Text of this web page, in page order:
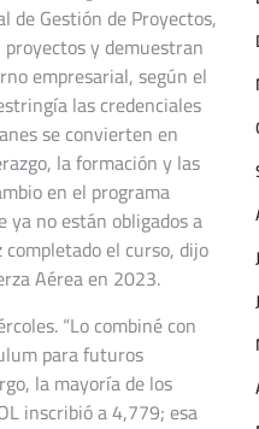
de Gestión de Proyectos,
y demuestran
empresarial, según el
las credenciales
se convierten en
la formación y las
en el programa
no están obligados a
el curso, dijo
Aérea en 2023.
“Lo combiné con
para futuros
la mayoría de los
inscribió a 4,779; esa